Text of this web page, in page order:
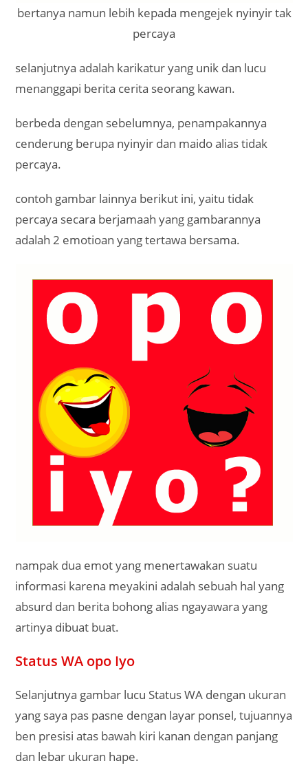
bertanya namun lebih kepada mengejek nyinyir tak
percaya
selanjutnya adalah karikatur yang unik dan lucu
menanggapi berita cerita seorang kawan.
berbeda dengan sebelumnya, penampakannya
cenderung berupa nyinyir dan maido alias tidak
percaya.
contoh gambar lainnya berikut ini, yaitu tidak
percaya secara berjamaah yang gambarannya
adalah 2 emotioan yang tertawa bersama.
nampak dua emot yang menertawakan suatu
informasi karena meyakini adalah sebuah hal yang
absurd dan berita bohong alias ngayawara yang
artinya dibuat buat.
Status WA opo Iyo
Selanjutnya gambar lucu Status WA dengan ukuran
yang saya pas pasne dengan layar ponsel, tujuannya
ben presisi atas bawah kiri kanan dengan panjang
dan lebar ukuran hape.